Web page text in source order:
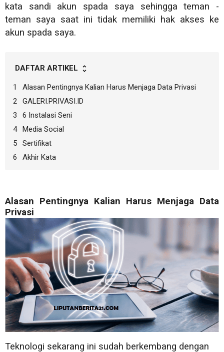
kata sandi akun spada saya sehingga teman -
teman saya saat ini tidak memiliki hak akses ke
akun spada saya.
DAFTAR ARTIKEL
Alasan Pentingnya Kalian Harus Menjaga Data Privasi
GALERI.PRIVASI.ID
6 Instalasi Seni
Media Social
Sertifikat
Akhir Kata
Alasan Pentingnya Kalian Harus Menjaga Data
Privasi
Teknologi sekarang ini sudah berkembang dengan